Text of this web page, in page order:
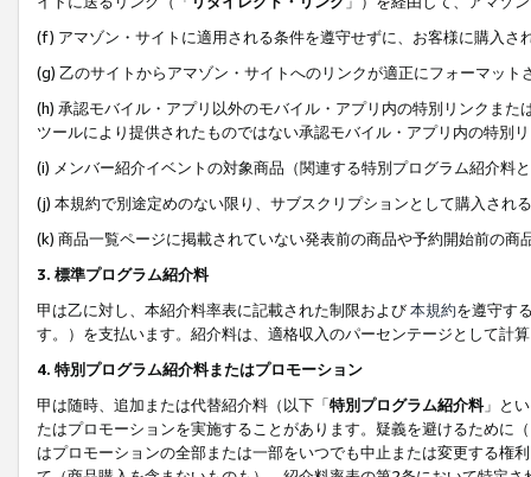
(f) アマゾン・サイトに適用される条件を遵守せずに、お客様に購入さ
(g) 乙のサイトからアマゾン・サイトへのリンクが適正にフォーマッ
(h) 承認モバイル・アプリ以外のモバイル・アプリ内の特別リンクま
ツールにより提供されたものではない承認モバイル・アプリ内の特別
(i) メンバー紹介イベントの対象商品（関連する特別プログラム紹介料
(j) 本規約で別途定めのない限り、サブスクリプションとして購入され
(k) 商品一覧ページに掲載されていない発表前の商品や予約開始前の商
3. 標準プログラム紹介料
甲は乙に対し、本紹介料率表に記載された制限および本規約を遵守す
す。）を支払います。紹介料は、適格収入のパーセンテージとして計
4. 特別プログラム紹介料またはプロモーション
甲は随時、追加または代替紹介料（以下「特別プログラム紹介料」と
たはプロモーションを実施することがあります。疑義を避けるために
はプロモーションの全部または一部をいつでも中止または変更する権